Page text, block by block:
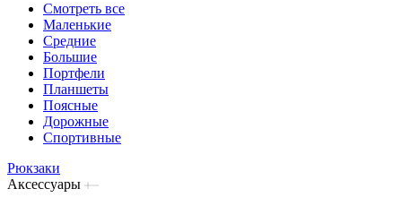
Смотреть все
Маленькие
Средние
Большие
Портфели
Планшеты
Поясные
Дорожные
Спортивные
Рюкзаки
Аксессуары